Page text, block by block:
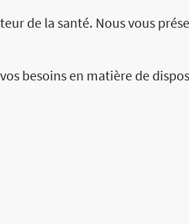
de la santé. Nous vous
besoins en matière de